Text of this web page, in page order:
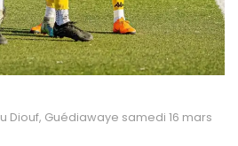
Diouf, Guédiawaye samedi 16 mars